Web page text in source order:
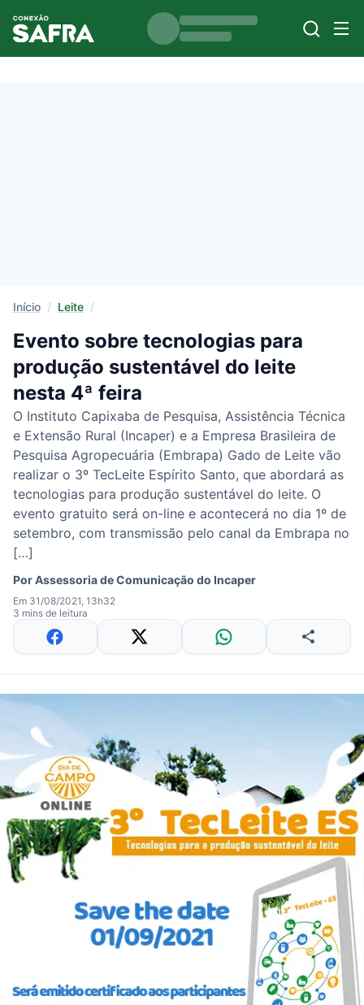
Início / Leite /
Evento sobre tecnologias para
produção sustentável do leite
nesta 4ª feira
O Instituto Capixaba de Pesquisa, Assistência Técnica
e Extensão Rural (Incaper) e a Empresa Brasileira de
Pesquisa Agropecuária (Embrapa) Gado de Leite vão
realizar o 3º TecLeite Espírito Santo, que abordará as
tecnologias para produção sustentável do leite. O
evento gratuito será on-line e acontecerá no dia 1º de
setembro, com transmissão pelo canal da Embrapa no
[…]
PorAssessoria de Comunicação do Incaper
Em 31/08/2021, 13h32
3 mins de leitura